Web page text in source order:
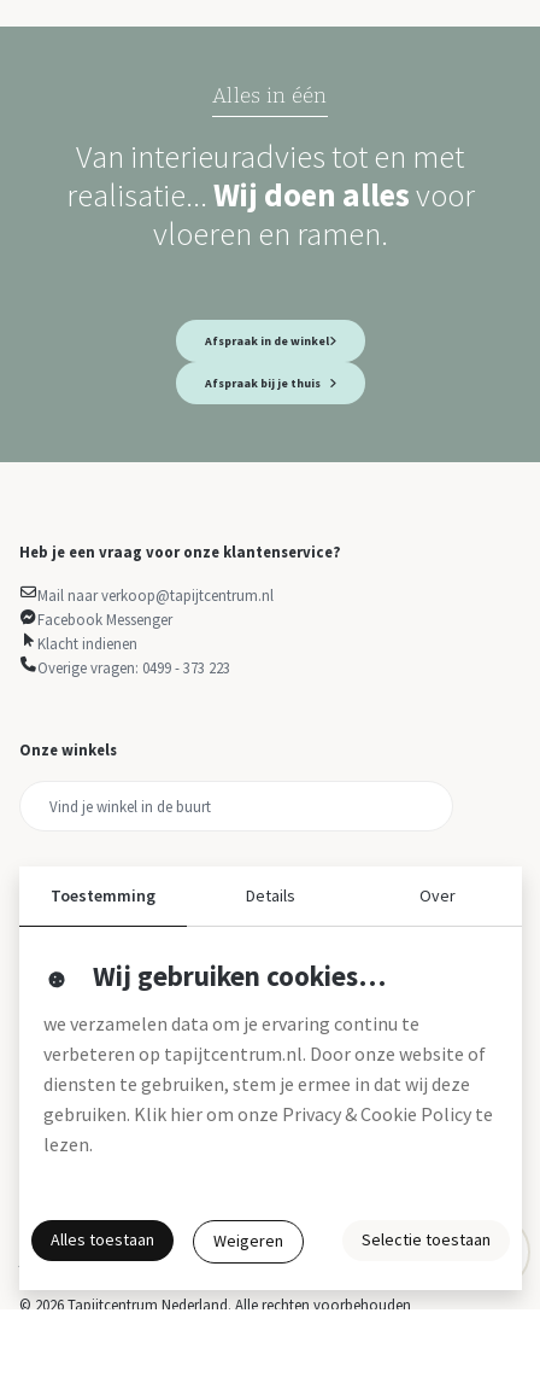
Alles in één
Van interieuradvies tot en met
realisatie... Wij doen allesvoor
vloeren en ramen.
Afspraak in de winkel
Afspraak bij je thuis
Heb je een vraag voor onze klantenservice?
Mail naar verkoop@tapijtcentrum.nl
Facebook Messenger
Klacht indienen
Overige vragen: 0499 - 373 223
Onze winkels
Over tapijtcentrum
Werken bij
Montageservice
Blog
© 2026 Tapijtcentrum Nederland. Alle rechten voorbehouden
Actie- en betalingsvoorwaarden * Disclaimer
Gratis interieuradvies
Toestemming Details Over
Wij gebruiken cookies…
we verzamelen data om je ervaring continu te
verbeteren op tapijtcentrum.nl. Door onze website of
diensten te gebruiken, stem je ermee in dat wij deze
gebruiken. Klik hier om onze Privacy & Cookie Policy te
lezen.
Alles toestaan Weigeren Selectie toestaan